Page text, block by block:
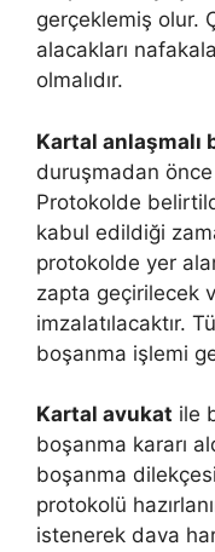
gerçeklemiş olur.
alacakları
olmalıdır.
Kartal anlaşmalı
duruşmadan
Protokolde
kabul edildiği
protokolde yer
zapta geçirilecek
imzalatılacaktır.
boşanma işlemi
Kartal avukat ile
boşanma kararı
boşanma
protokolü
istenerek dava